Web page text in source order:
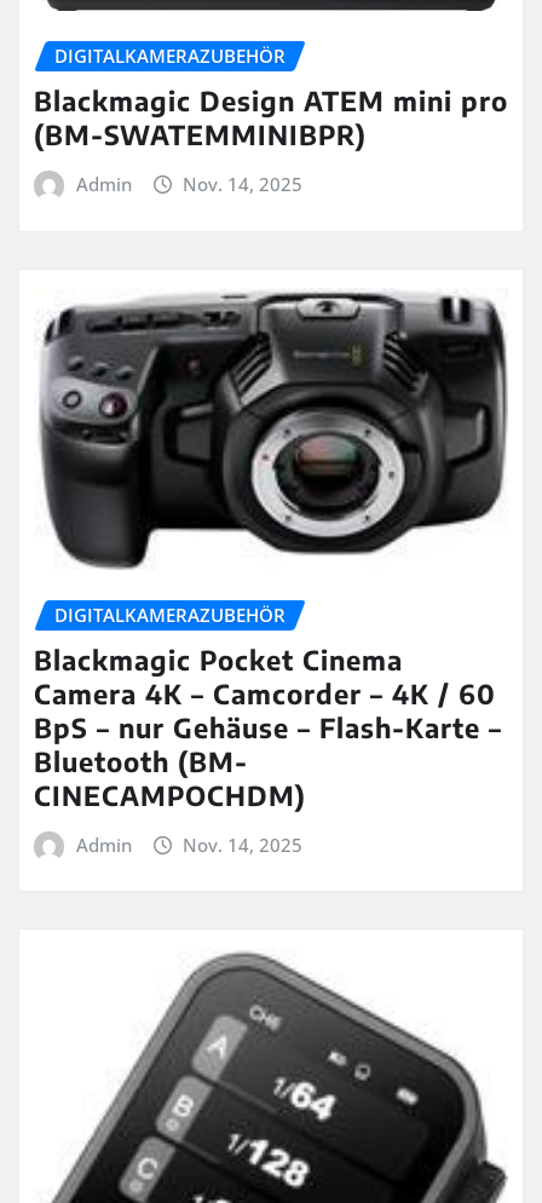
DIGITALKAMERAZUBEHÖR
Blackmagic Design ATEM mini pro
(BM-SWATEMMINIBPR)
Admin Nov. 14, 2025
DIGITALKAMERAZUBEHÖR
Blackmagic Pocket Cinema
Camera 4K – Camcorder – 4K / 60
BpS – nur Gehäuse – Flash-Karte –
Bluetooth (BM-
CINECAMPOCHDM)
Admin Nov. 14, 2025